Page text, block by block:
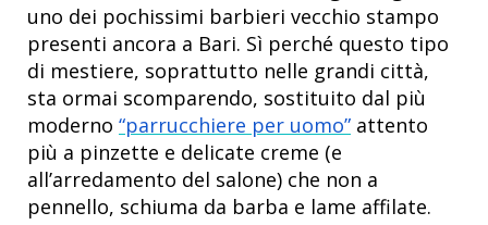
uno dei pochissimi barbieri vecchio stampo
presenti ancora a Bari. Sì perché questo tipo
di mestiere, soprattutto nelle grandi città,
sta ormai scomparendo, sostituito dal più
moderno “parrucchiere per uomo” attento
più a pinzette e delicate creme (e
all’arredamento del salone) che non a
pennello, schiuma da barba e lame affilate.